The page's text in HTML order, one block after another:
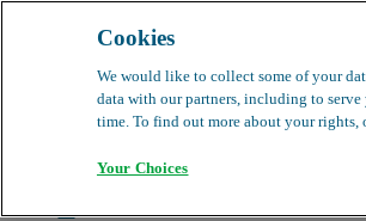
clear
Dirección médica
Farmacovigilancia
Buscador de productos
Cookies
We would like to collect some of your
data with our partners, including to
time. To find out more about your
Your Choices